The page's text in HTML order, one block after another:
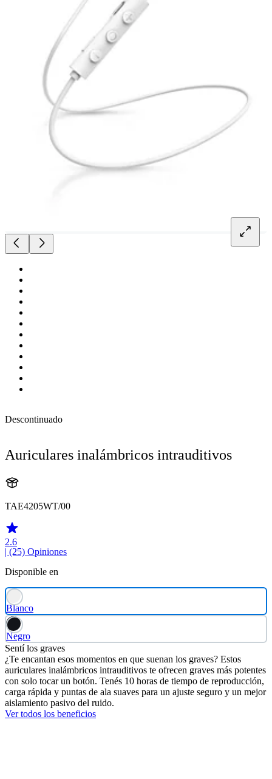
Descontinuado
Auriculares inalámbricos intrauditivos
TAE4205WT/00
2.6
| (25) Opiniones
Disponible en
Blanco
Negro
Sentí los graves
¿Te encantan esos momentos en que suenan los graves? Estos
auriculares inalámbricos intrauditivos te ofrecen graves más potentes
con solo tocar un botón. Tenés 10 horas de tiempo de reproducción,
carga rápida y puntas de ala suaves para un ajuste seguro y un mejor
aislamiento pasivo del ruido.
Ver todos los beneficios